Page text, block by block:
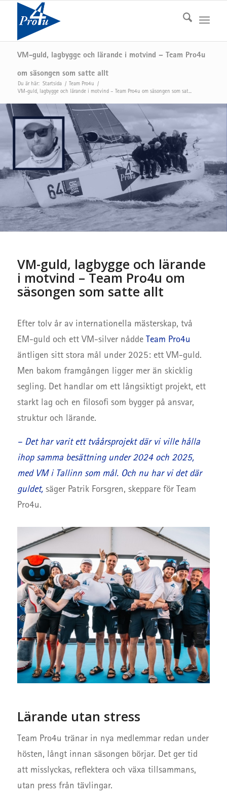
VM-guld, lagbygge och lärande i motvind – Team Pro4u
om säsongen som satte allt
Du är här: Startsida / Team Pro4u
/
VM-guld, lagbygge och lärande i motvind – Team Pro4u om säsongen som sat...
VM-guld, lagbygge och lärande
i motvind – Team Pro4u om
säsongen som satte allt
Efter tolv år av internationella mästerskap, två
EM-guld och ett VM-silver nådde Team Pro4u
äntligen sitt stora mål under 2025: ett VM-guld.
Men bakom framgången ligger mer än skicklig
segling. Det handlar om ett långsiktigt projekt, ett
starkt lag och en filosofi som bygger på ansvar,
struktur och lärande.
– Det har varit ett tvåårsprojekt där vi ville hålla
ihop samma besättning under 2024 och 2025,
med VM i Tallinn som mål. Och nu har vi det där
guldet,säger Patrik Forsgren, skeppare för Team
Pro4u.
Lärande utan stress
Team Pro4u tränar in nya medlemmar redan under
hösten, långt innan säsongen börjar. Det ger tid
att misslyckas, reflektera och växa tillsammans,
utan press från tävlingar.